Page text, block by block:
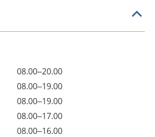
08.00–20.00
08.00–19.00
08.00–19.00
08.00–17.00
08.00–16.00